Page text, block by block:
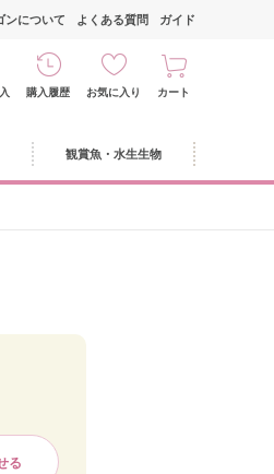
ンについて よくある質問 ガイド
購入履歴 お気に入り カート
観賞魚・水生生物
る